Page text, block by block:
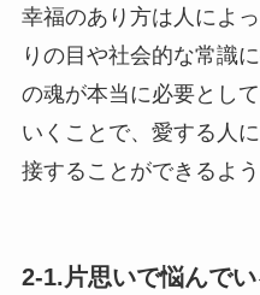
幸福のあり方は人によ
りの目や社会的な常識
の魂が本当に必要とし
いくことで、愛する人
接することができるよ
2-1.片思いで悩んで